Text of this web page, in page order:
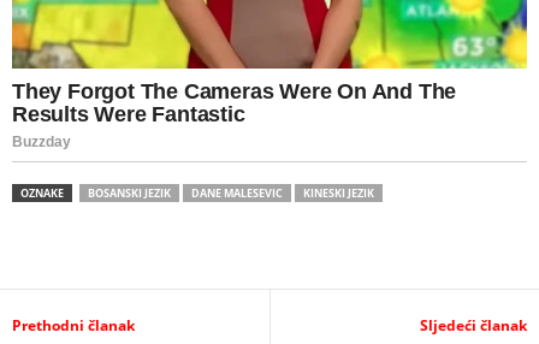
OZNAKE BOSANSKI JEZIK DANE MALESEVIC KINESKI JEZIK
Prethodni članak Sljedeći članak